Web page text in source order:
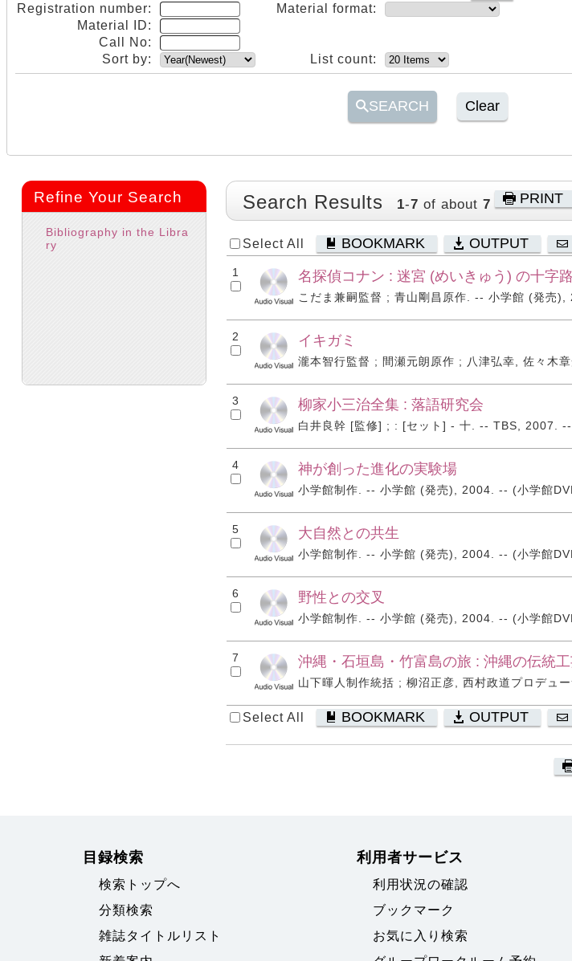
Registration number:
Material format:
Material ID:
Call No:
Sort by:
List count:
SEARCH Clear
Refine Your Search
Bibliography in the Libra
ry
Search Results 1-7 of about 7 PRINT
Select All BOOKMARK OUTPUT
1 名探偵コナン : 迷宮 (めいきゅう) の十字
こだま兼嗣監督 ; 青山剛昌原作. -- 小学館 (発
2 イキガミ
瀧本智行監督 ; 間瀬元朗原作 ; 八津弘幸, 佐々木
3 柳家小三治全集 : 落語研究会
白井良幹 [監修] ; : [セット] - 十. -- TBS, 2007. --
4 神が創った進化の実験場
小学館制作. -- 小学館 (発売), 2004. -- (小学館
5 大自然との共生
小学館制作. -- 小学館 (発売), 2004. -- (小学館
6 野性との交叉
小学館制作. -- 小学館 (発売), 2004. -- (小学館
7 沖縄・石垣島・竹富島の旅 : 沖縄の伝統
山下暉人制作統括 ; 柳沼正彦, 西村政道プロデュ
Select All BOOKMARK OUTPUT
目録検索
検索トップへ
分類検索
雑誌タイトルリスト
利用者サービス
利用状況の確認
ブックマーク
お気に入り検索